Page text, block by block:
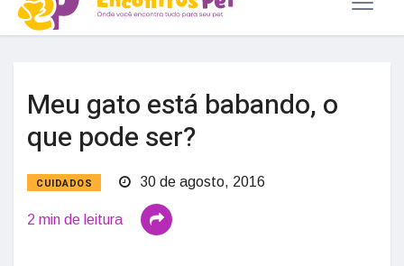
Meu gato está babando, o
que pode ser?
CUIDADOS 30 de agosto, 2016
2 min de leitura